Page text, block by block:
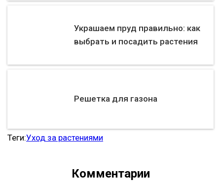
Украшаем пруд правильно: как
выбрать и посадить растения
Решетка для газона
Теги:Уход за растениями
Комментарии